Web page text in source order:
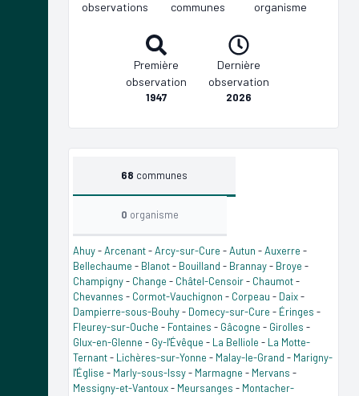
observations communes organisme
Première
observation
1947
Dernière
observation
2026
68 communes
0 organisme
Ahuy-Arcenant-Arcy-sur-Cure -Autun -Auxerre -
Bellechaume - Blanot- Bouilland - Brannay- Broye -
Champigny- Change - Châtel-Censoir- Chaumot-
Chevannes - Cormot-Vauchignon - Corpeau - Daix-
Dampierre-sous-Bouhy- Domecy-sur-Cure - Éringes -
Fleurey-sur-Ouche - Fontaines - Gâcogne - Girolles -
Glux-en-Glenne - Gy-l'Évêque - La Belliole - La Motte-
Ternant- Lichères-sur-Yonne - Malay-le-Grand - Marigny-
l'Église - Marly-sous-Issy- Marmagne - Mervans -
Messigny-et-Vantoux- Meursanges - Montacher-